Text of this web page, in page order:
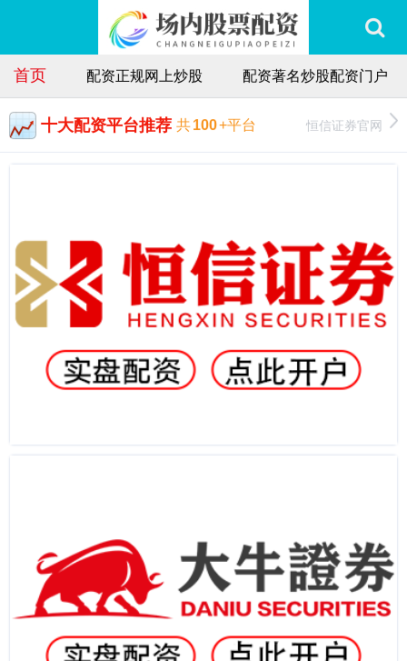
首页 配资正规网上炒股 配资著名炒股配资门户
十大配资平台推荐 共100+平台 恒信证券官网